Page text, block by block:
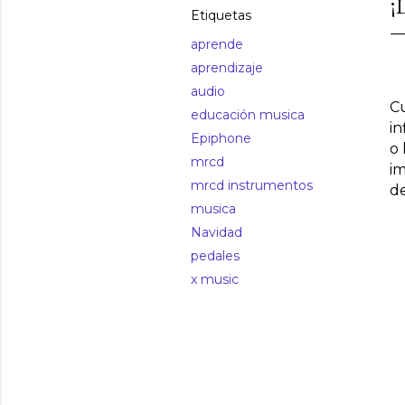
Etiquetas
aprende
aprendizaje
audio
educación musica
Epiphone
mrcd
mrcd instrumentos
musica
Navidad
pedales
x music
o